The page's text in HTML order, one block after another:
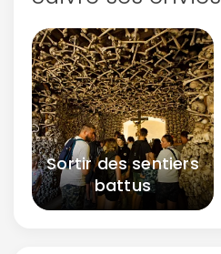
Sortir des sentiers
battus